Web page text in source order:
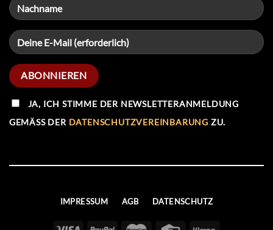
JA, ICH STIMME DER NEWSLETTERANMELDUNG
GEMÄSS DER DATENSCHUTZVEREINBARUNG ZU.
IMPRESSUM AGB DATENSCHUTZ